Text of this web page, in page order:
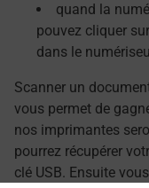
quand la
pouvez cliquer
dans le
Scanner un
vous permet de
nos imprimantes
pourrez récupérer
clé USB. Ensuite